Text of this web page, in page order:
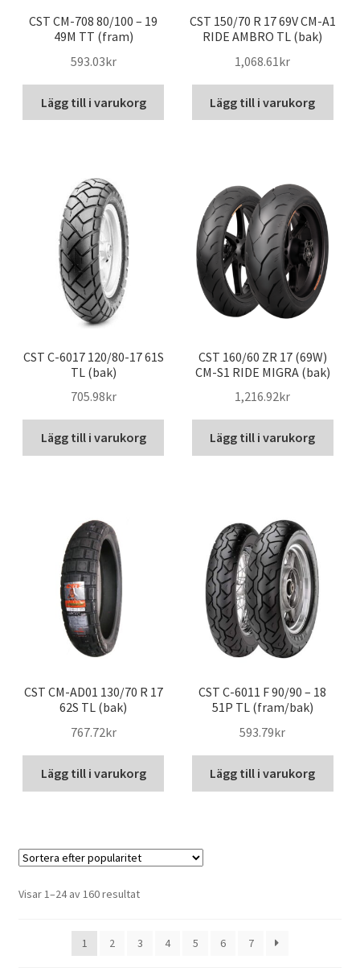
CST CM-708 80/100 – 19
49M TT (fram)
593.03kr
Lägg till i varukorg
CST 150/70 R 17 69V CM-A1
RIDE AMBRO TL (bak)
1,068.61kr
Lägg till i varukorg
CST C-6017 120/80-17 61S
TL (bak)
705.98kr
Lägg till i varukorg
CST 160/60 ZR 17 (69W)
CM-S1 RIDE MIGRA (bak)
1,216.92kr
Lägg till i varukorg
CST CM-AD01 130/70 R 17
62S TL (bak)
767.72kr
Lägg till i varukorg
CST C-6011 F 90/90 – 18
51P TL (fram/bak)
593.79kr
Lägg till i varukorg
Visar 1–24 av 160 resultatSortera
1
2 3 4 5 6 7